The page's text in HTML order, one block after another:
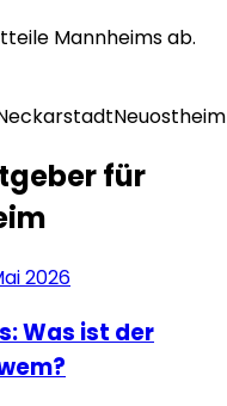
Mannheims ab.
Neuostheim
für
2026
Was ist der